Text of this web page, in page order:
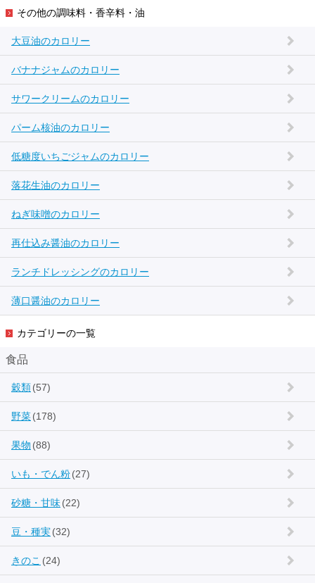
その他の調味料・香辛料・油
大豆油のカロリー
バナナジャムのカロリー
サワークリームのカロリー
パーム核油のカロリー
低糖度いちごジャムのカロリー
落花生油のカロリー
ねぎ味噌のカロリー
再仕込み醤油のカロリー
ランチドレッシングのカロリー
薄口醤油のカロリー
カテゴリーの一覧
食品
穀類(57)
野菜(178)
果物 (88)
いも・でん粉(27)
砂糖・甘味(22)
豆・種実(32)
きのこ (24)